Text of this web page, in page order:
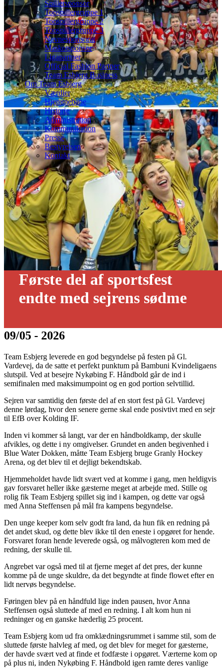
Spillersponsor
Topspillergruppe 1
Topspillergruppe 2
Topspillergruppe 3
Navnesponsorat
Maskotsponsor
Ligapartner
Official Fashion Partner
Team Esbjerg Business
Om Team Esbjerg
Værdier
Hjemmebane
Historie
Administration
Kommunikation
Presse
Bestyrelsen
Kontakt
Første del af sportsfest
endte med sejrens sødme
09/05 - 2026
Team Esbjerg leverede en god begyndelse på festen på Gl.
Vardevej, da de satte et perfekt punktum på Bambuni Kvindeligaens
slutspil. Ved at besejre Nykøbing F. Håndbold går de ind i
semifinalen med maksimumpoint og en god portion selvtillid.
Sejren var samtidig den første del af en stort fest på Gl. Vardevej
denne lørdag, hvor den senere gerne skal ende posivtivt med en sejr
til EfB over Kolding IF.
Inden vi kommer så langt, var der en håndboldkamp, der skulle
afvikles, og dette i ny omgivelser. Grundet en anden begivenhed i
Blue Water Dokken, måtte Team Esbjerg bruge Granly Hockey
Arena, og det blev til et dejligt bekendtskab.
Hjemmeholdet havde lidt svært ved at komme i gang, men heldigvis
gav forsvaret heller ikke gæsterne meget at arbejde med. Stille og
rolig fik Team Esbjerg spillet sig ind i kampen, og dette var også
med Anna Steffensen på mål fra kampens begyndelse.
Den unge keeper kom selv godt fra land, da hun fik en redning på
det andet skud, og dette blev ikke til den eneste i opgøret for hende.
Forsvaret foran hende leverede også, og målvogteren kom med de
redning, der skulle til.
Angrebet var også med til at fjerne meget af det pres, der kunne
komme på de unge skuldre, da det begyndte at finde flowet efter en
lidt nervøs begyndelse.
Føringen blev på en håndfuld lige inden pausen, hvor Anna
Steffensen også sluttede af med en redning. I alt kom hun ni
redninger og en ganske hæderlig 25 procent.
Team Esbjerg kom ud fra omklædningsrummet i samme stil, som de
sluttede første halvleg af med, og det blev for meget for gæsterne,
der havde svært ved at finde et fodfæste i opgøret. Værterne kom op
på plus ni, inden Nykøbing F. Håndbold igen ramte deres vanlige